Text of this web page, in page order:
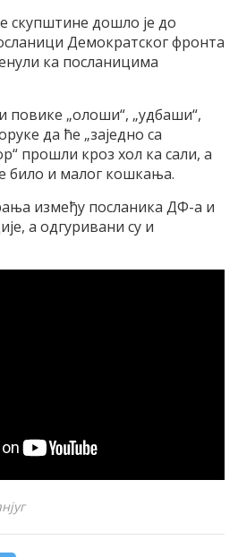
скупштине дошло је до
Демократског фронта
ка посланицима
повике „олоши“, „удбаши“,
да ће „заједно са
прошли кроз хол ка сали, а
било и малог кошкања.
између посланика ДФ-а и
а одгуривани су и